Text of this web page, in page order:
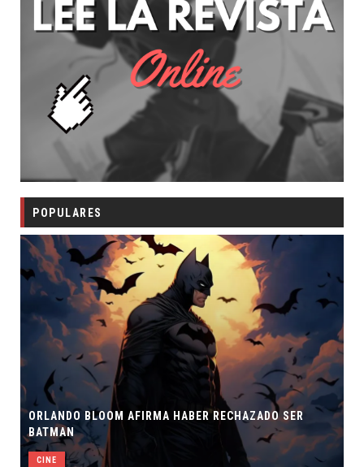
POPULARES
ORLANDO BLOOM AFIRMA HABER RECHAZADO SER
BATMAN
CINE